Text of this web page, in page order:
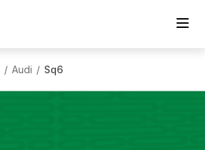
/ Audi / Sq6